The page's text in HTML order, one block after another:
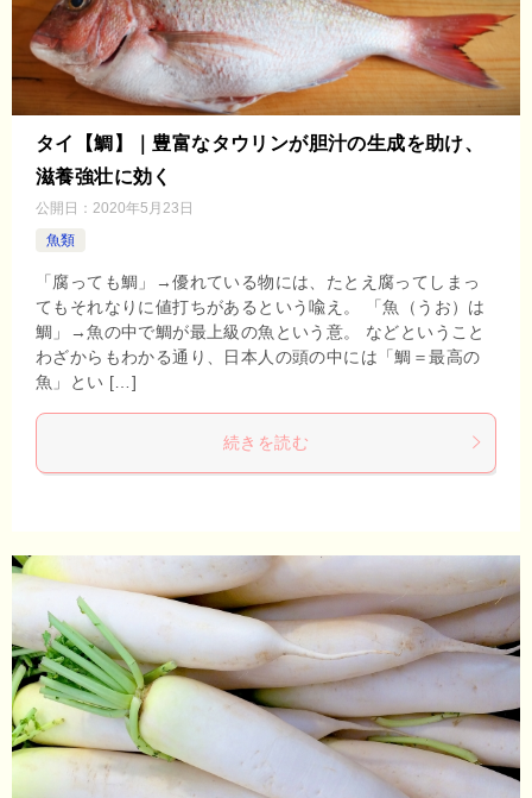
タイ【鯛】｜豊富なタウリンが胆汁の生成を助け、
滋養強壮に効く
公開日： 2020年5月23日
魚類
「腐っても鯛」→優れている物には、たとえ腐ってしまっ
てもそれなりに値打ちがあるという喩え。 「魚（うお）は
鯛」→魚の中で鯛が最上級の魚という意。 などということ
わざからもわかる通り、日本人の頭の中には「鯛＝最高の
魚」とい […]
続きを読む